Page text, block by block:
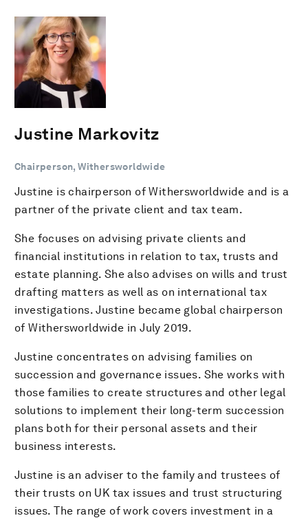
Justine Markovitz
Chairperson, Withersworldwide
Justine is chairperson of Withersworldwide and is a
partner of the private client and tax team.
She focuses on advising private clients and
financial institutions in relation to tax, trusts and
estate planning. She also advises on wills and trust
drafting matters as well as on international tax
investigations. Justine became global chairperson
of Withersworldwide in July 2019.
Justine concentrates on advising families on
succession and governance issues. She works with
those families to create structures and other legal
solutions to implement their long-term succession
plans both for their personal assets and their
business interests.
Justine is an adviser to the family and trustees of
their trusts on UK tax issues and trust structuring
issues. The range of work covers investment in a